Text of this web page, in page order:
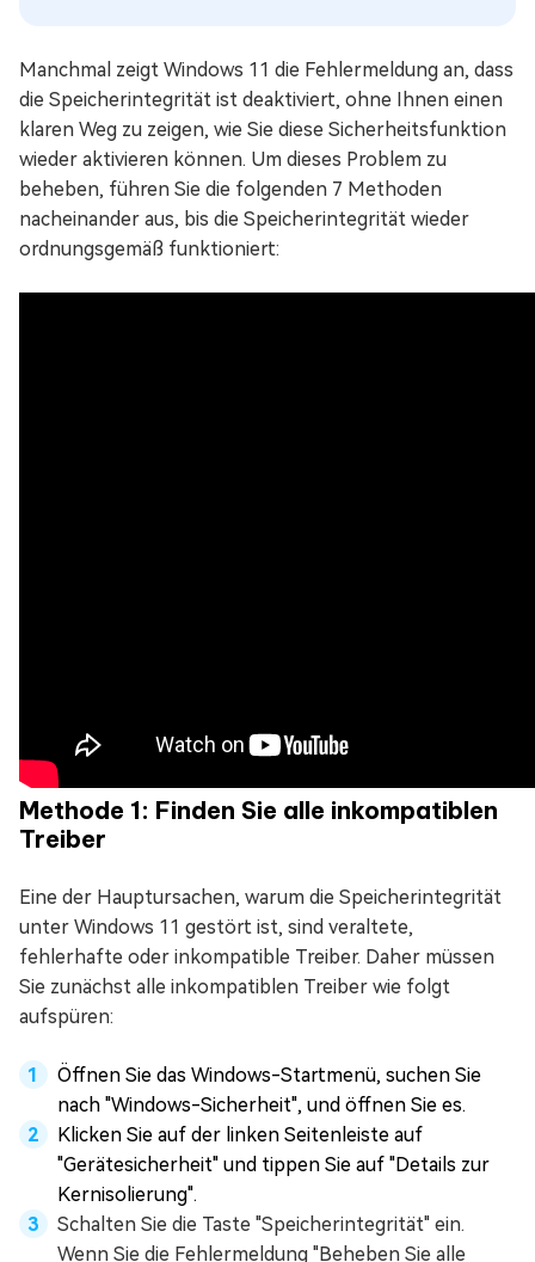
Manchmal zeigt Windows 11 die Fehlermeldung an, dass
die Speicherintegrität ist deaktiviert, ohne Ihnen einen
klaren Weg zu zeigen, wie Sie diese Sicherheitsfunktion
wieder aktivieren können. Um dieses Problem zu
beheben, führen Sie die folgenden 7 Methoden
nacheinander aus, bis die Speicherintegrität wieder
ordnungsgemäß funktioniert:
Methode 1: Finden Sie alle inkompatiblen
Treiber
Eine der Hauptursachen, warum die Speicherintegrität
unter Windows 11 gestört ist, sind veraltete,
fehlerhafte oder inkompatible Treiber. Daher müssen
Sie zunächst alle inkompatiblen Treiber wie folgt
aufspüren:
Öffnen Sie das Windows-Startmenü, suchen Sie
nach "Windows-Sicherheit", und öffnen Sie es.
Klicken Sie auf der linken Seitenleiste auf
"Gerätesicherheit" und tippen Sie auf "Details zur
Kernisolierung".
Schalten Sie die Taste "Speicherintegrität" ein.
Wenn Sie die Fehlermeldung "Beheben Sie alle